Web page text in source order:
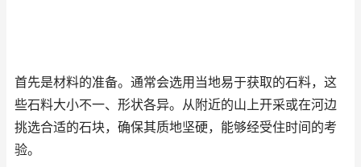
首先是材料的准备。通常会选用当地易于获取的石料，这
些石料大小不一、形状各异。从附近的山上开采或在河边
挑选合适的石块，确保其质地坚硬，能够经受住时间的考
验。